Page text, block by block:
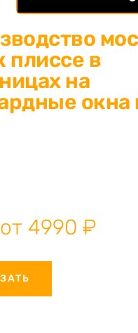
плиссе в
на
окна
4990 ₽